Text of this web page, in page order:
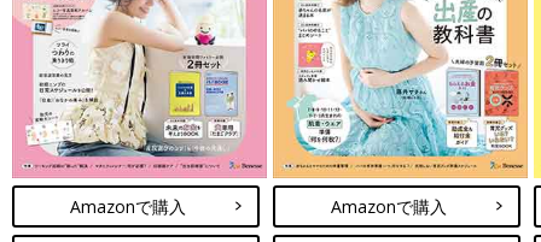
我が家の場合、まずソーダストリーム。炭酸水の消費量が多いの
でペットボトルの炭酸水を購入するより節約になりました。ヨー
グルトメーカーも大活躍で、R-I飲料と牛乳だけで、健康的で美
味しい1リットル分のヨーグルトができます。
また、電気圧力鍋は料理のレパートリーが増え、毎日自炊するこ
とで食費節約に役立ちました。
節約のためにお金を使わないことも大事ですが、購入することで
節約につながることもあるので、検討してみてはいかがでしょ
う」（くぅちゃん）
Amazonで購入 Amazonで購入